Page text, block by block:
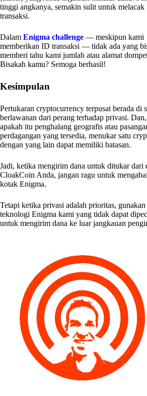
tinggi angkanya, semakin sulit untuk melacak
transaksi.
Dalam Enigma challenge — meskipun kami
memberikan ID transaksi — tidak ada yang
memberi tahu kami jumlah atau alamat
Bisakah kamu? Semoga berhasil!
Kesimpulan
Pertukaran cryptocurrency terpusat berada di
berlawanan dari perang terhadap privasi. Dan,
apakah itu penghalang geografis atau
perdagangan yang tersedia, menukar satu
dengan yang lain dapat memiliki batasan.
Jadi, ketika mengirim dana untuk ditukar dari
CloakCoin Anda, jangan ragu untuk
kotak Enigma.
Tetapi ketika privasi adalah prioritas, gunakan
teknologi Enigma kami yang tidak dapat
untuk mengirim dana ke luar jangkauan